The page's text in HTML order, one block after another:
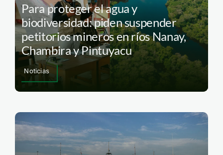
Para proteger el agua y
biodiversidad: piden suspender
petitorios mineros en ríos Nanay,
Chambira y Pintuyacu
Noticias